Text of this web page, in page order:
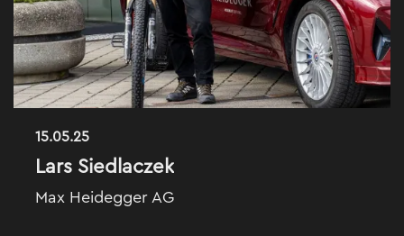
15.05.25
Lars Siedlaczek
Max Heidegger AG